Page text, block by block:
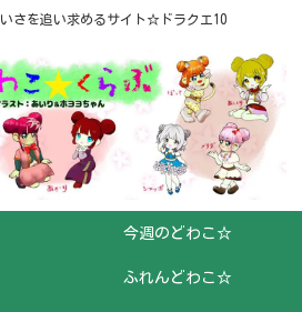
さを追い求めるサイト☆ドラクエ10
今週のどわこ☆
ふれんどわこ☆